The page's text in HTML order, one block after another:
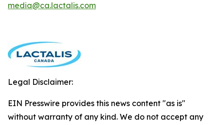
media@ca.lactalis.com
Legal Disclaimer:
EIN Presswire provides this news content "as is"
without warranty of any kind. We do not accept any